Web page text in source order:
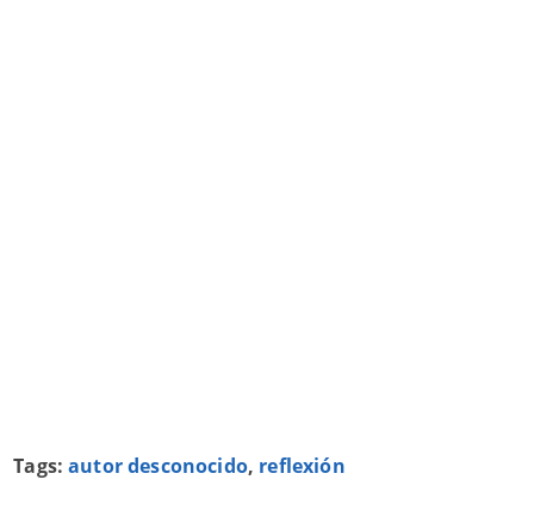
Tags:autor desconocido, reflexión